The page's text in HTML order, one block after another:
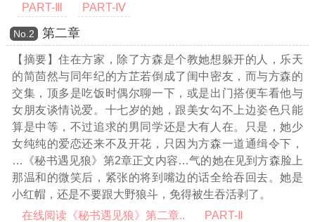
PART-Ⅲ PART-Ⅳ
Νο.2 第二章
【摘要】住在方家，除了方森是个教她想躲开的人，乐天
的简茴然与同年纪的方芷若倒成了闺中密友，而与方森的
交集，顶多是吃饭时偶尔聊一下，或是出门搭便车看他与
女朋友谈情说爱。十七岁的她，跟美女勾不上边姿色只能
算是中等，不过追求的男同学还是大有人在。只是，她少
女纯纯的爱恋还来不及开花，只因为方森一道通缉令下，
…《秘书遇见狼》第2章正文内容…气的她在见到方森脸上
那温和的微笑后，紧张的将到嘴边的话全给吞回去。她是
小红帽，还是不要跟大野狼斗，免得被生吞活剥了。
在线阅读《秘书遇见狼》第二章..
PART-Ⅱ